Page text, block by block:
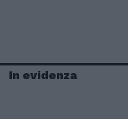
In evidenza